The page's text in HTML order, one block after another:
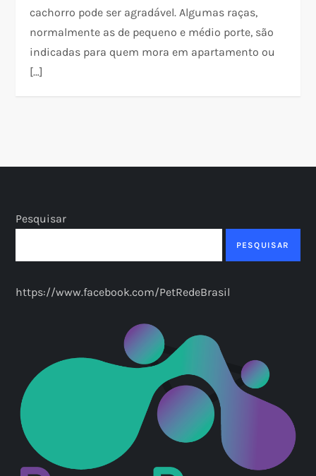
cachorro pode ser agradável. Algumas raças,
normalmente as de pequeno e médio porte, são
indicadas para quem mora em apartamento ou
[…]
Pesquisar
PESQUISAR
https://www.facebook.com/PetRedeBrasil